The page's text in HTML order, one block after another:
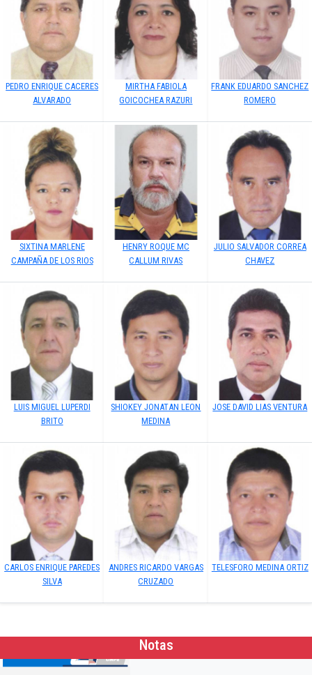
PEDRO ENRIQUE CACERES
ALVARADO
MIRTHA FABIOLA
GOICOCHEA RAZURI
FRANK EDUARDO SANCHEZ
ROMERO
SIXTINA MARLENE
CAMPAÑA DE LOS RIOS
HENRY ROQUE MC
CALLUM RIVAS
JULIO SALVADOR CORREA
CHAVEZ
LUIS MIGUEL LUPERDI
BRITO
SHIOKEY JONATAN LEON
MEDINA
JOSE DAVID LIAS VENTURA
CARLOS ENRIQUE PAREDES
SILVA
ANDRES RICARDO VARGAS
CRUZADO
TELESFORO MEDINA ORTIZ
Notas